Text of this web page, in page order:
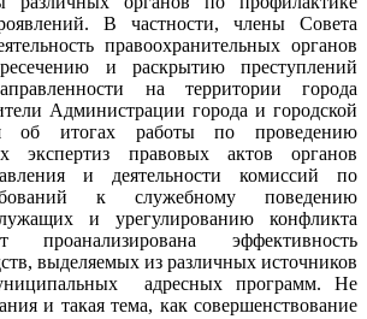
В частности, члены Совета
правоохранительных органов
и раскрытию преступлений
на территории города
Администрации города и городской
об итогах работы по проведению
экспертиз правовых актов органов
и деятельности комиссий по
к служебному поведению
и урегулированию конфликта
проанализирована эффективность
выделяемых из различных источников
адресных программ. Не
и такая тема, как совершенствование